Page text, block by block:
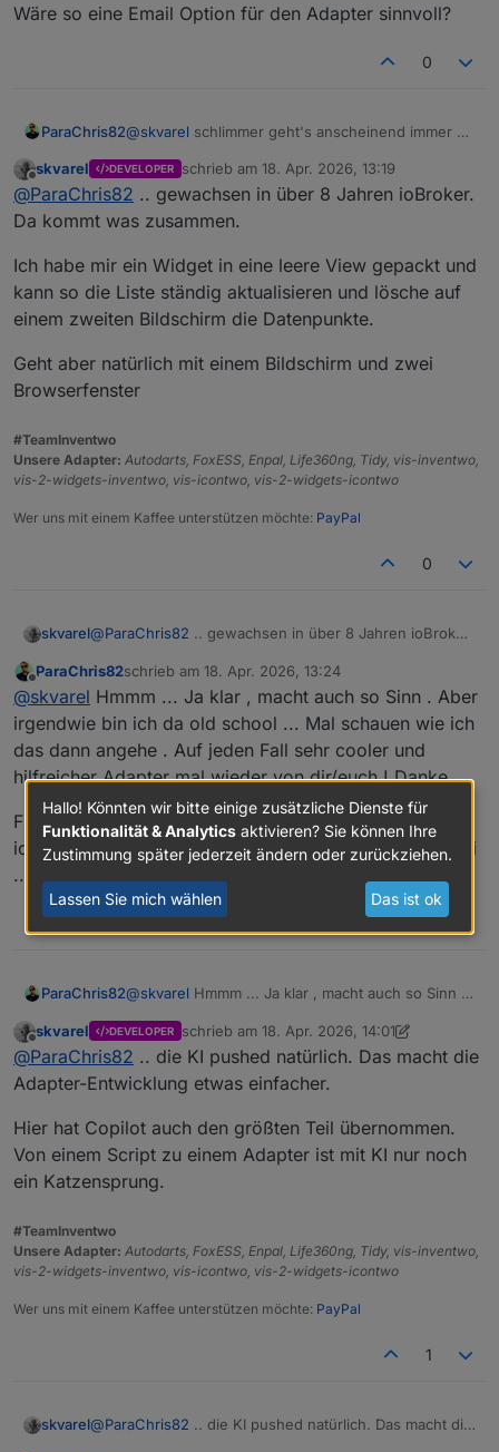
Wäre so eine Email Option für den Adapter sinnvoll?
0
ParaChris82@skvarel schlimmer geht's anscheinend immer 😁
. Über iqontrol kann ich mir die json ausgeben
lassen... Glaube aber wäre cooler sie per Email zu
erhalten , ausdrucken und dann nach und nach
den Adapter sinnvoll?
Offline
skvarel DEVELOPER schrieb am 18. Apr. 2026, 13:19
zuletzt editiert von
@ParaChris82 .. gewachsen in über 8 Jahren ioBroker.
Da kommt was zusammen.
Ich habe mir ein Widget in eine leere View gepackt und
kann so die Liste ständig aktualisieren und lösche auf
einem zweiten Bildschirm die Datenpunkte.
Geht aber natürlich mit einem Bildschirm und zwei
Browserfenster
#TeamInventwo
Unsere Adapter: Autodarts, FoxESS, Enpal, Life360ng, Tidy, vis-inventwo,
vis-2-widgets-inventwo, vis-icontwo, vis-2-widgets-icontwo
Wer uns mit einem Kaffee unterstützen möchte: PayPal
0
skvarel@ParaChris82 .. gewachsen in über 8 Jahren ioBroker.
Ich habe mir ein Widget in eine leere View gepackt und
kann so die Liste ständig aktualisieren und lösche auf
einem zweiten Bildschirm die Datenpunkte.
Geht aber natürlich mit einem Bildschirm und zwei
Browserfenster
Offline
ParaChris82schrieb am 18. Apr. 2026, 13:24
zuletzt editiert von
@skvarel Hmmm ... Ja klar , macht auch so Sinn . Aber
irgendwie bin ich da old school ... Mal schauen wie ich
das dann angehe . Auf jeden Fall sehr cooler und
hilfreicher Adapter mal wieder von dir/euch ! Danke
Finde es momentan sowieso krass was sich so in der
iobroker Welt tut ! Bin ja auch seit einigen Jahren dabei
... Aber momentan riesen schub mach vorne finde ich .
1
ParaChris82@skvarel Hmmm ... Ja klar , macht auch so Sinn .
schauen wie ich das dann angehe . Auf jeden Fall
sehr cooler und hilfreicher Adapter mal wieder
von dir/euch ! Danke
Finde es momentan sowieso krass was sich so in
der iobroker Welt tut ! Bin ja auch seit einigen
Jahren dabei ... Aber momentan riesen schub
mach vorne finde ich .
Offline
skvarel DEVELOPER schrieb am 18. Apr. 2026, 14:01
zuletzt editiert von skvarel
@ParaChris82 .. die KI pushed natürlich. Das macht die
Adapter-Entwicklung etwas einfacher.
Hier hat Copilot auch den größten Teil übernommen.
Von einem Script zu einem Adapter ist mit KI nur noch
ein Katzensprung.
#TeamInventwo
Unsere Adapter: Autodarts, FoxESS, Enpal, Life360ng, Tidy, vis-inventwo,
vis-2-widgets-inventwo, vis-icontwo, vis-2-widgets-icontwo
Wer uns mit einem Kaffee unterstützen möchte: PayPal
1
skvarel@ParaChris82
Hallo! Könnten wir bitte einige zusätzliche Dienste für
Funktionalität & Analytics aktivieren? Sie können Ihre
Zustimmung später jederzeit ändern oder zurückziehen.
Lassen Sie mich wählen Das ist ok